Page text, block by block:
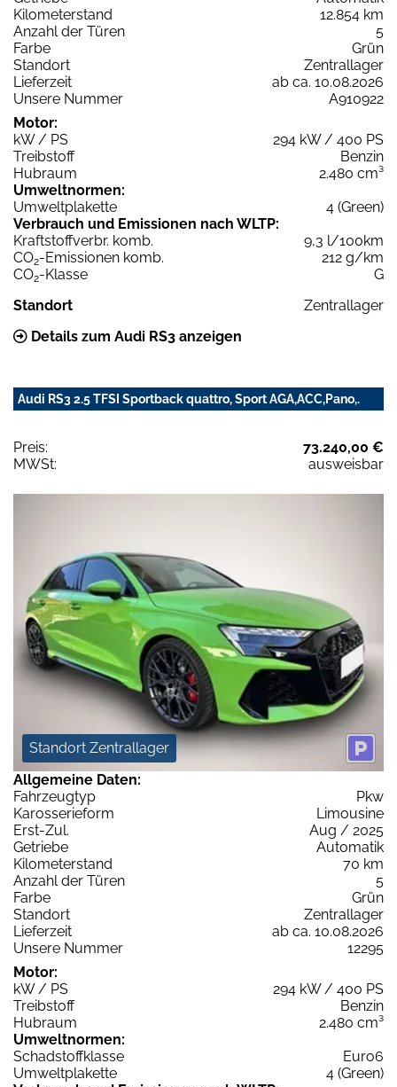
Kilometerstand
12.854 km
Anzahl der Türen
5
Farbe
Grün
Standort
Zentrallager
Lieferzeit
ab ca. 10.08.2026
Unsere Nummer
A910922
Motor:
kW / PS
294 kW / 400 PS
Treibstoff
Benzin
Hubraum
2.480 cm³
Umweltnormen:
Umweltplakette
4 (Green)
Verbrauch und Emissionen nach WLTP:
Kraftstoffverbr. komb.
9,3 l/100km
CO2-Emissionen komb.
212 g/km
CO2-Klasse
G
Standort
Zentrallager
Details zum Audi RS3 anzeigen
Audi RS3 2.5 TFSI Sportback quattro, Sport AGA,ACC,Pano,.
Preis:
73.240,00 €
MWSt:
ausweisbar
Standort Zentrallager
Allgemeine Daten:
Fahrzeugtyp
Pkw
Karosserieform
Limousine
Erst-Zul.
Aug / 2025
Getriebe
Automatik
Kilometerstand
70 km
Anzahl der Türen
5
Farbe
Grün
Standort
Zentrallager
Lieferzeit
ab ca. 10.08.2026
Unsere Nummer
12295
Motor:
kW / PS
294 kW / 400 PS
Treibstoff
Benzin
Hubraum
2.480 cm³
Umweltnormen:
Schadstoffklasse
Euro6
Umweltplakette
4 (Green)